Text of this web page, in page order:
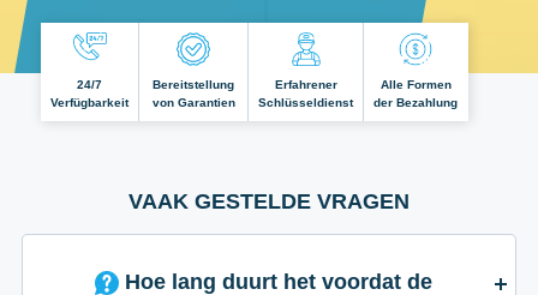
24/7
Verfügbarkeit
Bereitstellung
von Garantien
Erfahrener
Schlüsseldienst
Alle Formen
der Bezahlung
VAAK GESTELDE VRAGEN